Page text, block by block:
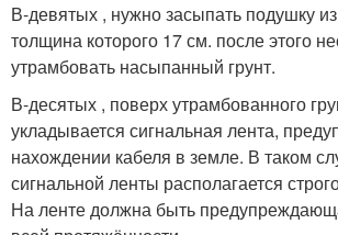
В-девятых , нужно засыпать подушку
толщина которого 17 см. после этого
утрамбовать насыпанный грунт.
В-десятых , поверх утрамбованного
укладывается сигнальная лента,
нахождении кабеля в земле. В таком
сигнальной ленты располагается
На ленте должна быть